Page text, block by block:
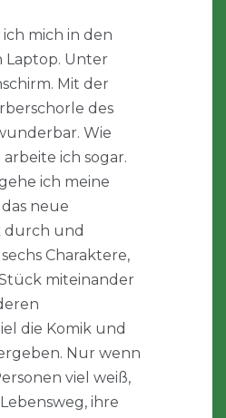
ich mich in den
Laptop. Unter
Mit der
des
Wie
ich sogar.
ich meine
neue
durch und
Charaktere,
miteinander
die Komik und
Nur wenn
viel weiß,
ihre